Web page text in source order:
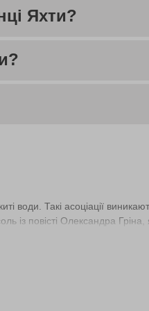
Яхти?
води. Такі асоціації
повісті Олександра